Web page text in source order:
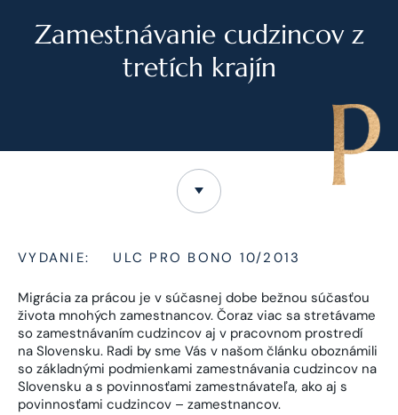
Zamestnávanie cudzincov z
tretích krajín
VYDANIE: ULC PRO BONO 10/2013
Migrácia za prácou je v súčasnej dobe bežnou súčasťou
života mnohých zamestnancov. Čoraz viac sa stretávame
so zamestnávaním cudzincov aj v pracovnom prostredí
na Slovensku. Radi by sme Vás v našom článku oboznámili
so základnými podmienkami zamestnávania cudzincov na
Slovensku a s povinnosťami zamestnávateľa, ako aj s
povinnosťami cudzincov – zamestnancov.